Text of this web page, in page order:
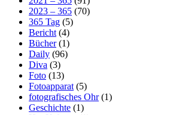
2023 – 365 (70)
365 Tag (5)
Bericht (4)
Bücher(1)
Daily (96)
Diva (3)
Foto (13)
Fotoapparat (5)
fotografisches Ohr(1)
Geschichte (1)